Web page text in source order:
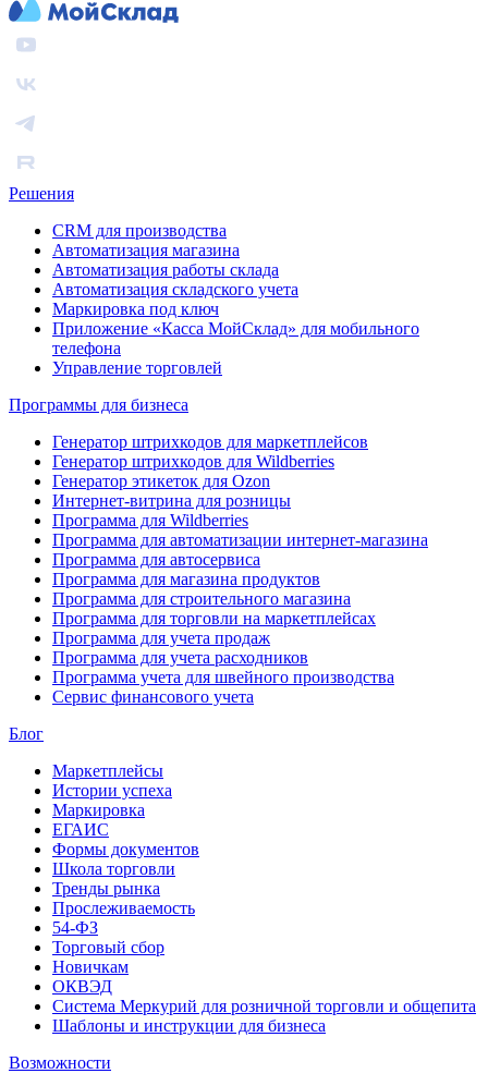
Решения
CRM для производства
Автоматизация магазина
Автоматизация работы склада
Автоматизация складского учета
Маркировка под ключ
Приложение «Касса МойСклад» для мобильного
телефона
Управление торговлей
Программы для бизнеса
Генератор штрихкодов для маркетплейсов
Генератор штрихкодов для Wildberries
Генератор этикеток для Ozon
Интернет-витрина для розницы
Программа для Wildberries
Программа для автоматизации интернет-магазина
Программа для автосервиса
Программа для магазина продуктов
Программа для строительного магазина
Программа для торговли на маркетплейсах
Программа для учета продаж
Программа для учета расходников
Программа учета для швейного производства
Сервис финансового учета
Блог
Маркетплейсы
Истории успеха
Маркировка
ЕГАИС
Формы документов
Школа торговли
Тренды рынка
Прослеживаемость
54-ФЗ
Торговый сбор
Новичкам
ОКВЭД
Система Меркурий для розничной торговли и общепита
Шаблоны и инструкции для бизнеса
Возможности